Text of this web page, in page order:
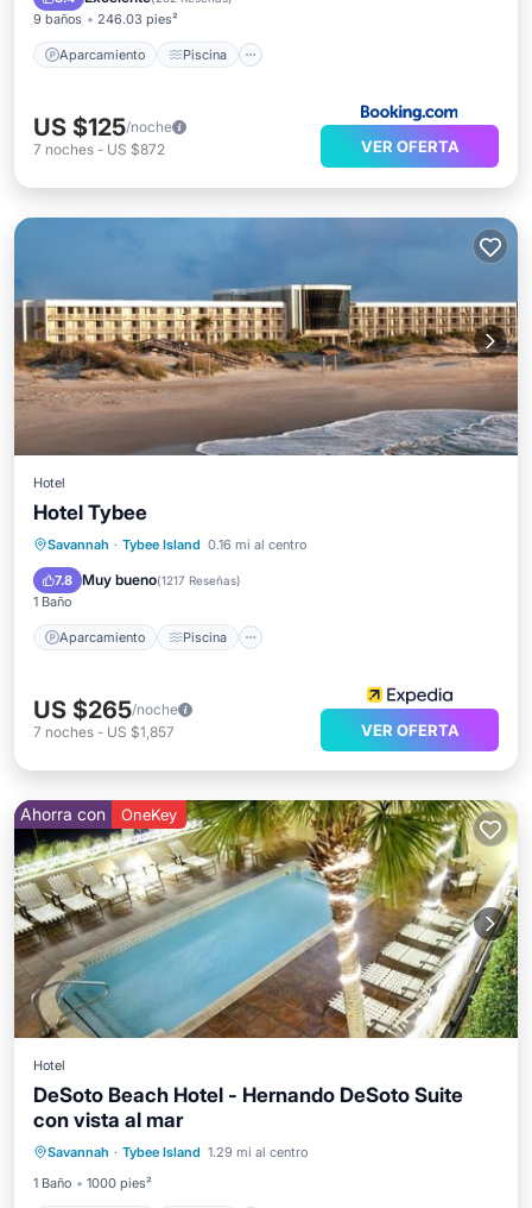
9 baños 246.03 pies²
Aparcamiento Piscina
US $125/noche
7 noches - US $872 VER OFERTA
Hotel
Hotel Tybee
Savannah · Tybee Island 0.16 mi al centro
7.8 Muy bueno(1217 Reseñas)
1 Baño
Aparcamiento Piscina
Aparcamiento
Piscina
Balcón/Terraza
US $265/noche
7 noches - US $1,857 VER OFERTA
Ahorra con OneKey
Hotel
DeSoto Beach Hotel - Hernando DeSoto Suite
con vista al mar
Savannah · Tybee Island 1.29 mi al centro
1 Baño
1000 pies²
Aparcamiento
Balcón/Terraza
Cocina